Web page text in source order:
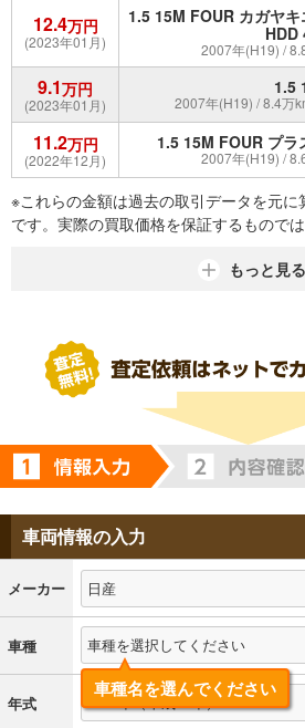
12.4万円
(2023年01月)
1.5 15M FOUR カガヤ
HDD
2007年(H19) /
9.1万円
(2023年01月)
1.5
2007年(H19) / 8.4万
11.2万円
(2022年12月)
1.5 15M FOUR プラ
2007年(H19) /
※これらの金額は過去の取引データを元
です。実際の買取価格を保証するものでは
もっと見る
車両情報の入力
メーカー 日産
車種 車種を選択してください
車種名を選んでください
年式 2007年（平成19年）